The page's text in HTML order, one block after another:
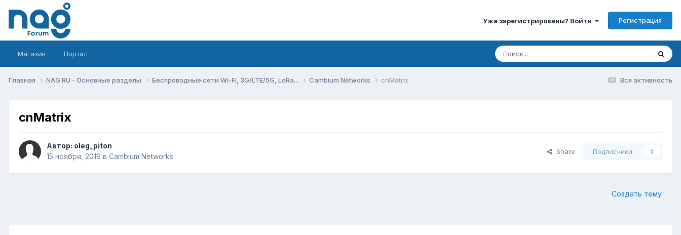
Уже зарегистрированы? Войти Регистрация
Магазин Портал
Вся активность
Главная NAG.RU - Основные разделы Беспроводные сети Wi-Fi, 3G/LTE/5G, LoRa... Cambium Networks cnMatrix
cnMatrix
Автор: oleg_piton
15 ноября, 2019 в Cambium Networks
Share Подписчики 0
Создать тему